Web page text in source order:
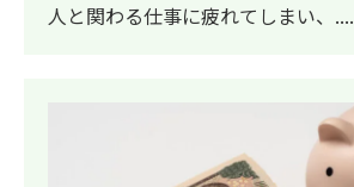
人と関わる仕事に疲れてしまい、....